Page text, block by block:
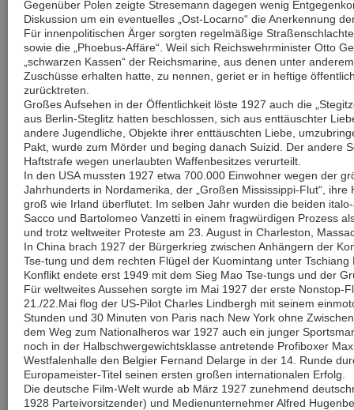
Gegenüber Polen zeigte Stresemann dagegen wenig
Diskussion um ein eventuelles „Ost-Locarno“ die Anerkennung
Für innenpolitischen Ärger sorgten regelmäßige
sowie die „Phoebus-Affäre“. Weil sich Reichswehrminister Otto
„schwarzen Kassen“ der Reichsmarine, aus denen unter
Zuschüsse erhalten hatte, zu nennen, geriet er in heftige
zurücktreten.
Großes Aufsehen in der Öffentlichkeit löste 1927 auch die
aus Berlin-Steglitz hatten beschlossen, sich aus enttäuschter
andere Jugendliche, Objekte ihrer enttäuschten Liebe,
Pakt, wurde zum Mörder und beging danach Suizid. Der andere
Haftstrafe wegen unerlaubten Waffenbesitzes verurteilt.
In den USA mussten 1927 etwa 700.000 Einwohner wegen der
Jahrhunderts in Nordamerika, der „Großen Mississippi-Flut“,
groß wie Irland überflutet. Im selben Jahr wurden die beiden
Sacco und Bartolomeo Vanzetti in einem fragwürdigen Prozess
und trotz weltweiter Proteste am 23. August in Charleston,
In China brach 1927 der Bürgerkrieg zwischen Anhängern der
Tse-tung und dem rechten Flügel der Kuomintang unter
Konflikt endete erst 1949 mit dem Sieg Mao Tse-tungs und der
Für weltweites Aussehen sorgte im Mai 1927 der erste Nonstop-
21./22.Mai flog der US-Pilot Charles Lindbergh mit seinem
Stunden und 30 Minuten von Paris nach New York ohne
dem Weg zum Nationalheros war 1927 auch ein junger
noch in der Halbschwergewichtsklasse antretende Profiboxer
Westfalenhalle den Belgier Fernand Delarge in der 14. Runde
Europameister-Titel seinen ersten großen internationalen Erfolg.
Die deutsche Film-Welt wurde ab März 1927 zunehmend
1928 Parteivorsitzender) und Medienunternehmer Alfred